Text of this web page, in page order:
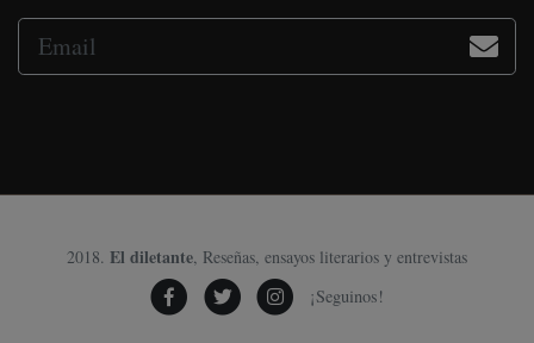
2018. El diletante, Reseñas, ensayos literarios y entrevistas
¡Seguinos!